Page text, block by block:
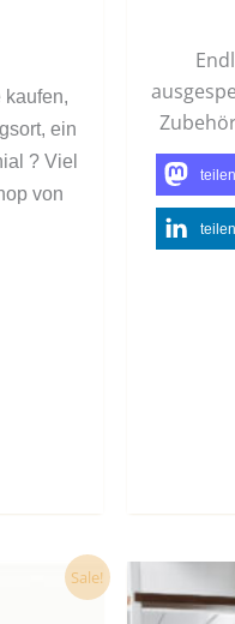
kaufen,
ein
? Viel
von
teilen
teilen
Sale!